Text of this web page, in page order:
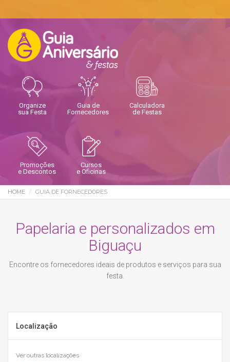
Organize
sua Festa
Guia de
Fornecedores
Calculadora
de Festas
Promoções
e Descontos
Cursos
e Oficinas
HOME GUIA DE FORNECEDORES
Papelaria e personalizados em
Biguaçu
Encontre os fornecedores ideais de produtos e serviços para sua
festa.
Localização
Ver outras localizações